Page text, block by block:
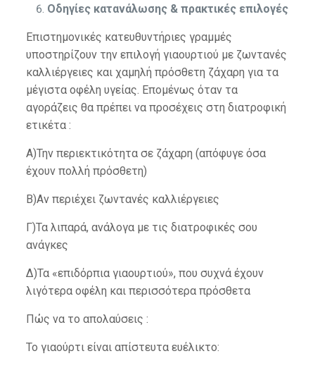
Οδηγίες κατανάλωσης & πρακτικές επιλογές
Επιστημονικές κατευθυντήριες γραμμές
υποστηρίζουν την επιλογή γιαουρτιού με ζωντανές
καλλιέργειες και χαμηλή πρόσθετη ζάχαρη για τα
μέγιστα οφέλη υγείας. Επομένως όταν τα
αγοράζεις θα πρέπει να προσέχεις στη διατροφική
ετικέτα :
Α)Την περιεκτικότητα σε ζάχαρη (απόφυγε όσα
έχουν πολλή πρόσθετη)
Β)Αν περιέχει ζωντανές καλλιέργειες
Γ)Τα λιπαρά, ανάλογα με τις διατροφικές σου
ανάγκες
Δ)Τα «επιδόρπια γιαουρτιού», που συχνά έχουν
λιγότερα οφέλη και περισσότερα πρόσθετα
Πώς να το απολαύσεις :
Το γιαούρτι είναι απίστευτα ευέλικτο: